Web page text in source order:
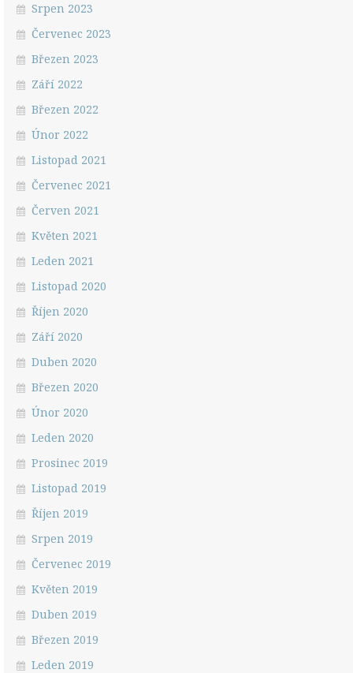
Srpen 2023
Červenec 2023
Březen 2023
Září 2022
Březen 2022
Únor 2022
Listopad 2021
Červenec 2021
Červen 2021
Květen 2021
Leden 2021
Listopad 2020
Říjen 2020
Září 2020
Duben 2020
Březen 2020
Únor 2020
Leden 2020
Prosinec 2019
Listopad 2019
Říjen 2019
Srpen 2019
Červenec 2019
Květen 2019
Duben 2019
Březen 2019
Leden 2019